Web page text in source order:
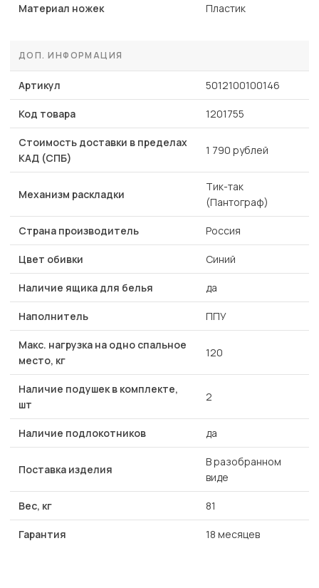
Материал ножек Пластик
ДОП. ИНФОРМАЦИЯ
Артикул 5012100100146
Код товара 1201755
Стоимость доставки в пределах
КАД (СПБ)
1 790 рублей
Механизм раскладки
Тик-так
(Пантограф)
Страна производитель Россия
Цвет обивки Синий
Наличие ящика для белья да
Наполнитель ППУ
Макс. нагрузка на одно спальное
место, кг
120
Наличие подушек в комплекте,
шт
2
Наличие подлокотников да
Поставка изделия
В разобранном
виде
Вес, кг 81
Гарантия 18 месяцев